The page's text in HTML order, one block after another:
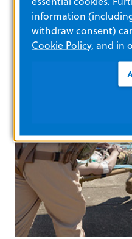
供支持。
記賬/應收帳款優化
心臟病學和電生理學
神經學
護理
呼吸治療
手術中心
information
withdraw consent)
Cookie Policy, and in